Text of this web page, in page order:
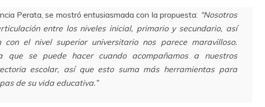
Perata, se mostró entusiasmada con la propuesta: “Nosotros
entre los niveles inicial, primario y secundario, así
el nivel superior universitario nos parece maravilloso.
que se puede hacer cuando acompañamos a nuestros
escolar, así que esto suma más herramientas para
de su vida educativa.”